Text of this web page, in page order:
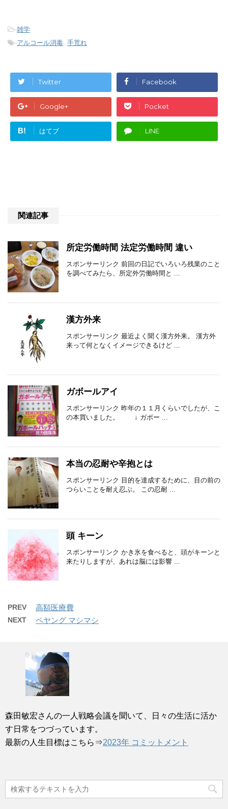
-雑学
-アルコール消毒 手荒れ
Twitter Facebook
Google+ Pocket
B! はてブ LINE
関連記事
所定労働時間 法定労働時間 違い
スポンサーリンク 前回の日記でいろいろ残業のこと
を調べてみたら、所定外労働時間と ...
漢方外来
スポンサーリンク 最近よく聞く漢方外来。 漢方外
来って何となくイメージできるけど ...
ガボールアイ
スポンサーリンク 昨年の１１月くらいでしたが、こ
の本買いました。 ↓ ガボー ...
本当の忍耐や辛抱とは
スポンサーリンク 目的を達成するために、目の前の
つらいことを耐え忍ぶ。 この忍耐 ...
頭 キーン
スポンサーリンク かき氷を食べると、頭がキーンと
来たりしますが、あれは脳には影響 ...
PREV 高額医療費
NEXT ペヤング マシマシ
森田敏宏さんの一人戦略会議を聞いて、日々の生活に活か
す日常をつづっています。
最新の人生目標はこちら⇒2023年 コミットメント